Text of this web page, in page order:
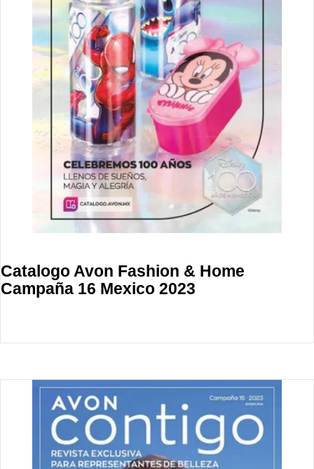
Catalogo Avon Fashion & Home
Campaña 16 Mexico 2023